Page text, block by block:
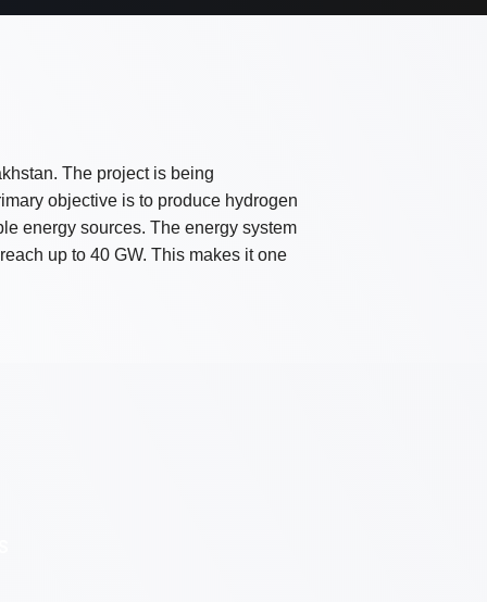
The project is being
objective is to produce hydrogen
energy sources. The energy system
up to 40 GW. This makes it one